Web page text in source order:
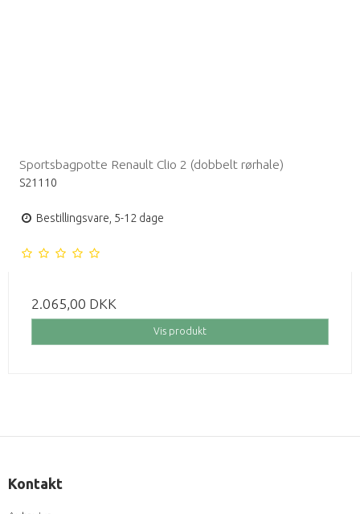
Sportsbagpotte Renault Clio 2 (dobbelt rørhale)
S21110
Bestillingsvare, 5-12 dage
2.065,00 DKK
Vis produkt
Kontakt